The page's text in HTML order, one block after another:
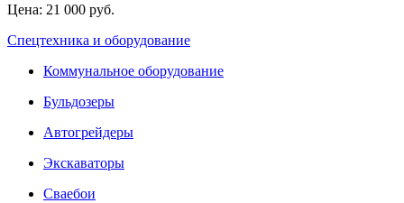
Цена: 21 000 руб.
Спецтехника и оборудование
Коммунальное оборудование
Бульдозеры
Автогрейдеры
Экскаваторы
Сваебои